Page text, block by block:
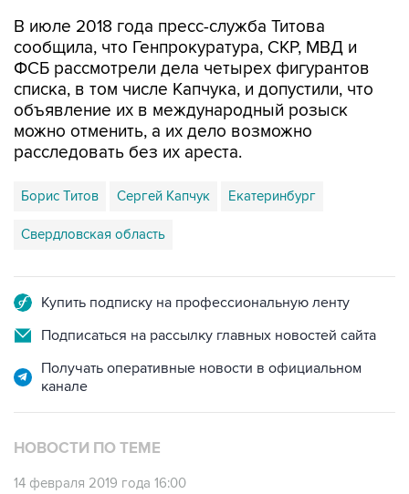
В июле 2018 года пресс-служба Титова
сообщила, что Генпрокуратура, СКР, МВД и
ФСБ рассмотрели дела четырех фигурантов
списка, в том числе Капчука, и допустили, что
объявление их в международный розыск
можно отменить, а их дело возможно
расследовать без их ареста.
Борис Титов Сергей Капчук Екатеринбург
Свердловская область
Купить подписку на профессиональную ленту
Подписаться на рассылку главных новостей сайта
Получать оперативные новости в официальном
канале
НОВОСТИ ПО ТЕМЕ
14 февраля 2019 года 16:00